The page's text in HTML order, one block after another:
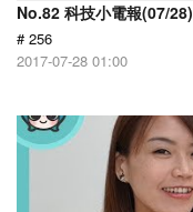
No.82 科技小電報(07/28)
# 256
2017-07-28 01:00